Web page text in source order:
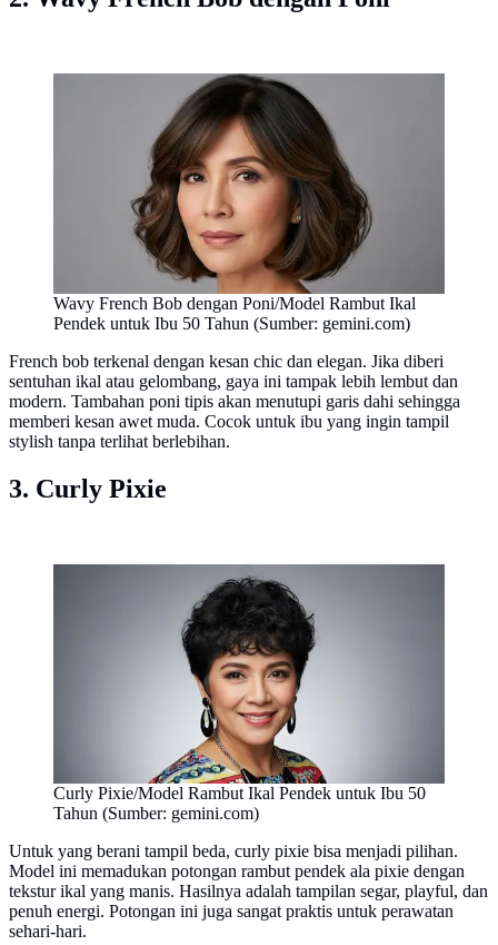
Wavy French Bob dengan Poni/Model Rambut Ikal
Pendek untuk Ibu 50 Tahun (Sumber: gemini.com)
French bob terkenal dengan kesan chic dan elegan. Jika diberi
sentuhan ikal atau gelombang, gaya ini tampak lebih lembut dan
modern. Tambahan poni tipis akan menutupi garis dahi sehingga
memberi kesan awet muda. Cocok untuk ibu yang ingin tampil
stylish tanpa terlihat berlebihan.
3. Curly Pixie
Curly Pixie/Model Rambut Ikal Pendek untuk Ibu 50
Tahun (Sumber: gemini.com)
Untuk yang berani tampil beda, curly pixie bisa menjadi pilihan.
Model ini memadukan potongan rambut pendek ala pixie dengan
tekstur ikal yang manis. Hasilnya adalah tampilan segar, playful, dan
penuh energi. Potongan ini juga sangat praktis untuk perawatan
sehari-hari.